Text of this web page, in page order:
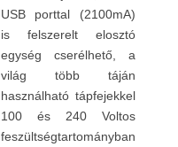
USB porttal (2100mA)
is felszerelt elosztó
egység cserélhető, a
világ több táján
használható tápfejekkel
100 és 240 Voltos
feszültségtartományban